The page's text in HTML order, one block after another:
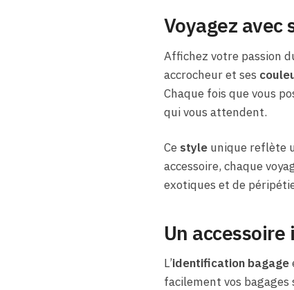
Voyagez avec
Affichez votre passion
accrocheur et ses
Chaque fois que vous
qui vous attendent.
Ce styleunique reflète
accessoire, chaque
exotiques et de
Un
L’identification bagage
facilement vos